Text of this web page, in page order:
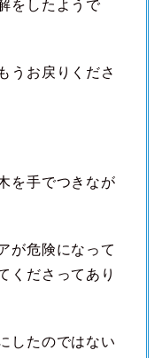
をしたようで
うお戻りくださ
を手でつきなが
が危険になって
くださってあり
したのではない